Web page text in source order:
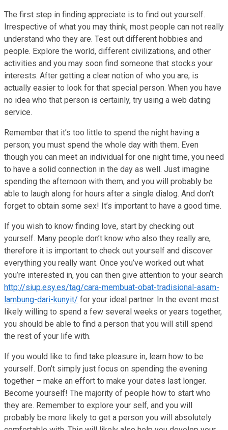
The first step in finding appreciate is to find out yourself.
Irrespective of what you may think, most people can not really
understand who they are. Test out different hobbies and
people. Explore the world, different civilizations, and other
activities and you may soon find someone that stocks your
interests. After getting a clear notion of who you are, is
actually easier to look for that special person. When you have
no idea who that person is certainly, try using a web dating
service.
Remember that it’s too little to spend the night having a
person; you must spend the whole day with them. Even
though you can meet an individual for one night time, you need
to have a solid connection in the day as well. Just imagine
spending the afternoon with them, and you will probably be
able to laugh along for hours after a single dialog. And don’t
forget to obtain some sex! It’s important to have a good time.
If you wish to know finding love, start by checking out
yourself. Many people don’t know who also they really are,
therefore it is important to check out yourself and discover
everything you really want. Once you’ve worked out what
you’re interested in, you can then give attention to your search
http://siup.esy.es/tag/cara-membuat-obat-tradisional-asam-
lambung-dari-kunyit/ for your ideal partner. In the event most
likely willing to spend a few several weeks or years together,
you should be able to find a person that you will still spend
the rest of your life with.
If you would like to find take pleasure in, learn how to be
yourself. Don’t simply just focus on spending the evening
together – make an effort to make your dates last longer.
Become yourself! The majority of people how to start who
they are. Remember to explore your self, and you will
probably be more likely to get a person you will absolutely